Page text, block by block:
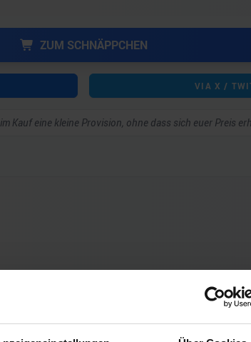
ZUM SCHNÄPPCHEN
VIA X /
Kauf eine kleine Provision, ohne dass sich euer Preis